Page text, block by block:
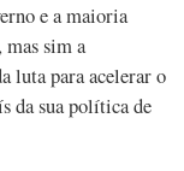
e a maioria
sim a
luta para acelerar o
da sua política de